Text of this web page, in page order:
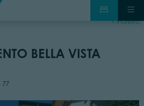
indietro
BELLA VISTA
77